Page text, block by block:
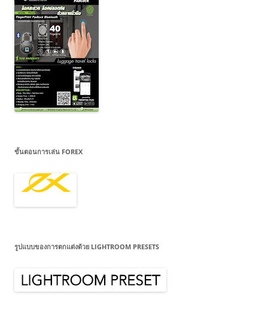
ขั้นตอนการเล่น FOREX
รูปแบบของการตกแต่งด้วย LIGHTROOM PRESETS